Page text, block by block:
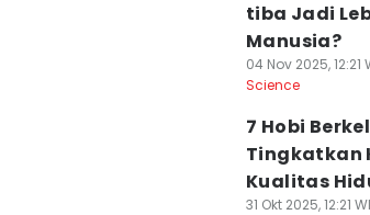
tiba Jadi
Manusia?
04 Nov 2025, 12:21
Science
7 Hobi
Tingkatkan
Kualitas
31 Okt 2025, 12:21